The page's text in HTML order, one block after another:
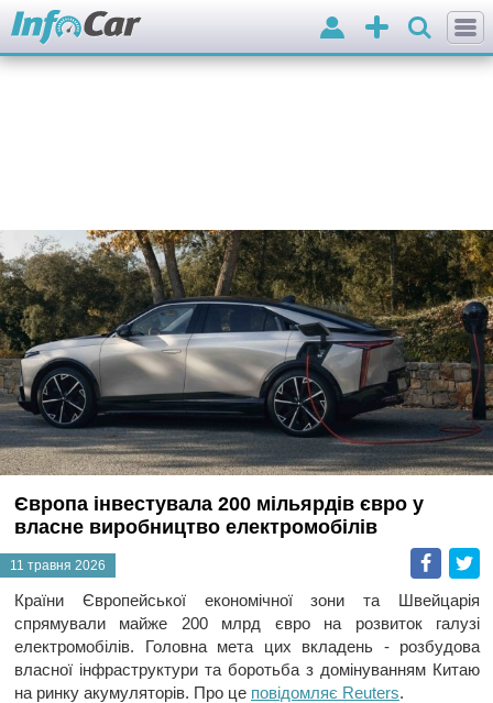
Додати
оголошення
Вхід
Європа інвестувала 200 мільярдів євро у
власне виробництво електромобілів
11 травня 2026
Країни Європейської економічної зони та Швейцарія
спрямували майже 200 млрд євро на розвиток галузі
електромобілів. Головна мета цих вкладень - розбудова
власної інфраструктури та боротьба з домінуванням Китаю
на ринку акумуляторів. Про це повідомляє Reuters.